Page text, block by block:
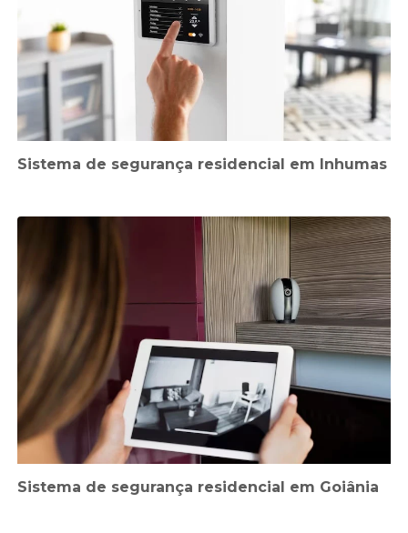
Sistema de segurança residencial em Inhumas
Sistema de segurança residencial em Goiânia